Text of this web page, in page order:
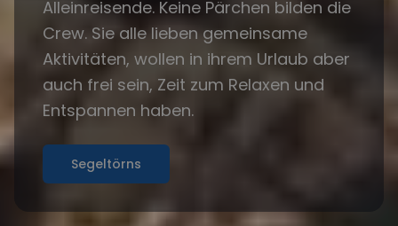
Alleinreisende. Keine Pärchen bilden die
Crew. Sie alle lieben gemeinsame
Aktivitäten, wollen in ihrem Urlaub aber
auch frei sein, Zeit zum Relaxen und
Entspannen haben.
Segeltörns